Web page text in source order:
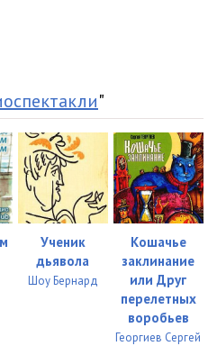
"
Ученик
дьявола
Шоу Бернард
Кошачье
заклинание
или Друг
перелетных
воробьев
Георгиев Сергей